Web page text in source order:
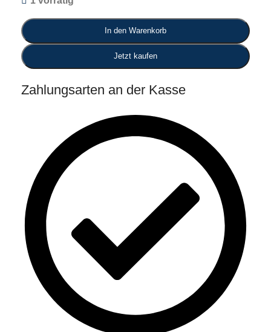
In den Warenkorb
Jetzt kaufen
Zahlungsarten an der Kasse